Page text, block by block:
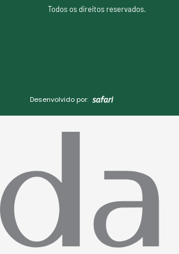
Todos os direitos reservados.
Desenvolvido por: